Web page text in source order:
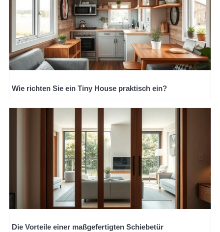
Wie richten Sie ein Tiny House praktisch ein?
Die Vorteile einer maßgefertigten Schiebetür